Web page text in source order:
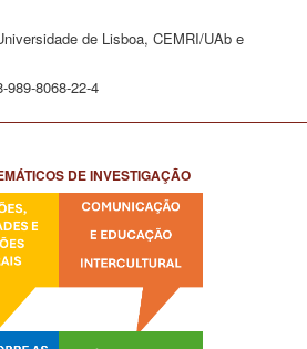
de Lisboa, CEMRI/UAb e
989-8068-22-4
DE INVESTIGAÇÃO